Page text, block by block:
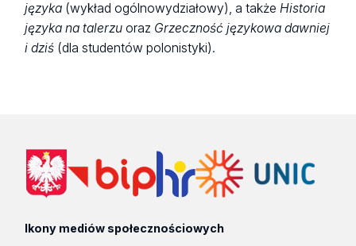
języka (wykład ogólnowydziałowy), a takżeHistoria
języka na talerzu oraz Grzeczność językowa dawniej
i dziś (dla studentów polonistyki).
Ikony mediów społecznościowych